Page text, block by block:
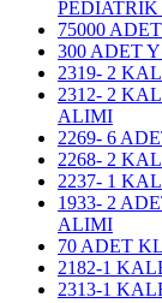
75000
300 ADET
2319- 2
2312- 2
ALIMI
2269- 6
2268- 2
2237- 1
1933- 2
ALIMI
70 ADET
2182-1
2313-1